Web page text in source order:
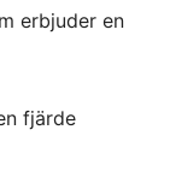
erbjuder en
fjärde